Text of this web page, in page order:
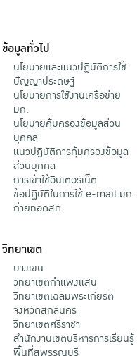
ข้อมูลทั่วไป
นโยบายและแนวปฏิบัติการใช้
ปัญญาประดิษฐ์
นโยบายการใช้งานเครือข่าย
มก.
นโยบายคุ้มครองข้อมูลส่วน
บุคคล
แนวปฏิบัติการคุ้มครองข้อมูล
ส่วนบุคคล
การเข้าใช้อินเตอร์เน็ต
ข้อปฏิบัติในการใช้ e-mail มก.
ถ่ายทอดสด
วิทยาเขต
บางเขน
วิทยาเขตกําแพงแสน
วิทยาเขตเฉลิมพระเกียรติ
จังหวัดสกลนคร
วิทยาเขตศรีราชา
สำนักงานเขตบริหารการเรียนรู้
พื้นที่สุพรรณบุรี